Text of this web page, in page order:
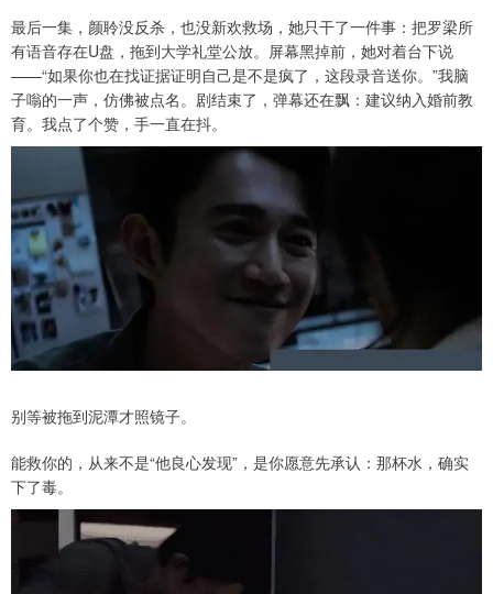
最后一集，颜聆没反杀，也没新欢救场，她只干了一件事：把罗梁所
有语音存在U盘，拖到大学礼堂公放。屏幕黑掉前，她对着台下说
——“如果你也在找证据证明自己是不是疯了，这段录音送你。”我脑
子嗡的一声，仿佛被点名。剧结束了，弹幕还在飘：建议纳入婚前教
育。我点了个赞，手一直在抖。
别等被拖到泥潭才照镜子。
能救你的，从来不是“他良心发现”，是你愿意先承认：那杯水，确实
下了毒。